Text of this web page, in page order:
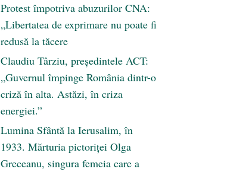
Protest împotriva abuzurilor CNA:
„Libertatea de exprimare nu poate fi
redusă la tăcere
Claudiu Târziu, președintele ACT:
„Guvernul împinge România dintr-o
criză în alta. Astăzi, în criza
energiei.”
Lumina Sfântă la Ierusalim, în
1933. Mărturia pictoriței Olga
Greceanu, singura femeia care a